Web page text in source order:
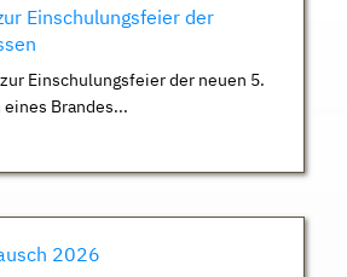
Einschulungsfeier der
Einschulungsfeier der neuen 5.
eines Brandes...
2026